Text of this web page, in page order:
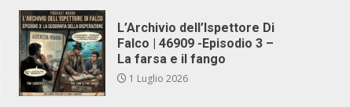
L’Archivio dell’Ispettore Di
Falco | 46909 -Episodio 3 –
La farsa e il fango
1 Luglio 2026